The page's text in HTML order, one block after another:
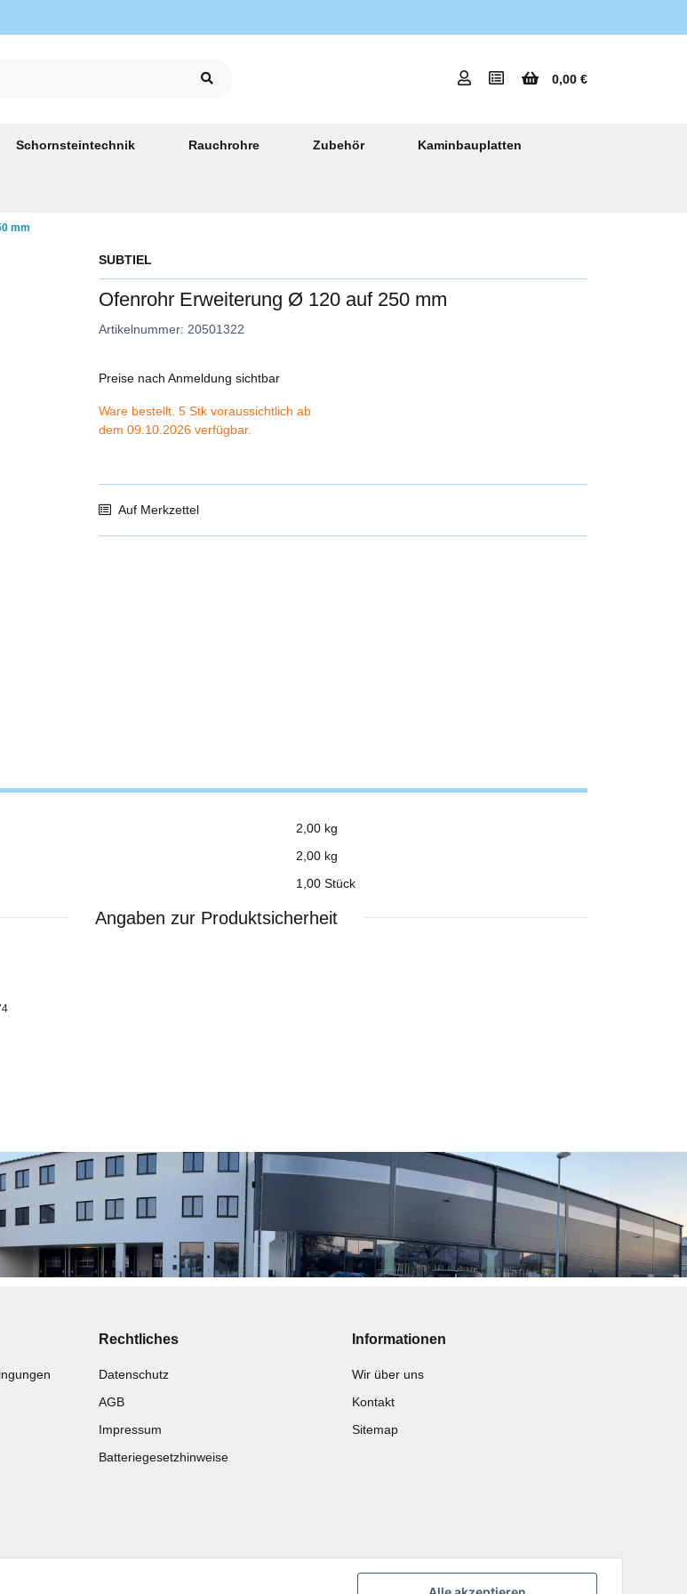
0,00 €
Schornsteintechnik Rauchrohre Zubehör Kaminbauplatten
mm
SUBTIEL
Ofenrohr Erweiterung Ø 120 auf 250 mm
Artikelnummer: 20501322
Preise nach Anmeldung sichtbar
Ware bestellt. 5 Stk voraussichtlich ab
dem 09.10.2026 verfügbar.
Auf Merkzettel
2,00 kg
2,00 kg
1,00 Stück
Angaben zur Produktsicherheit
Rechtliches
Datenschutz
AGB
Impressum
Batteriegesetzhinweise
Informationen
Wir über uns
Kontakt
Sitemap